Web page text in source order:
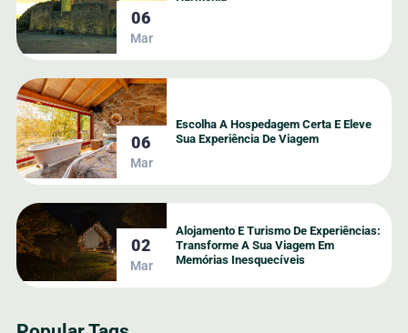
06
Mar
06
Mar
Escolha A Hospedagem Certa E Eleve
Sua Experiência De Viagem
02
Mar
Alojamento E Turismo De Experiências:
Transforme A Sua Viagem Em
Memórias Inesquecíveis